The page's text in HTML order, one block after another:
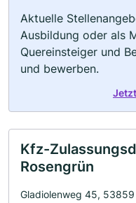
Aktuelle
Ausbildung oder als
Quereinsteiger und
und bewerben.
Kfz-
Rosengrün
Gladiolenweg 45,